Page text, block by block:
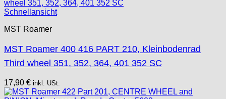
Schnellansicht
MST Roamer
MST Roamer 400 416 PART 210, Kleinbodenrad
Third wheel 351, 352, 364, 401 352 SC
17,90 € inkl. USt.